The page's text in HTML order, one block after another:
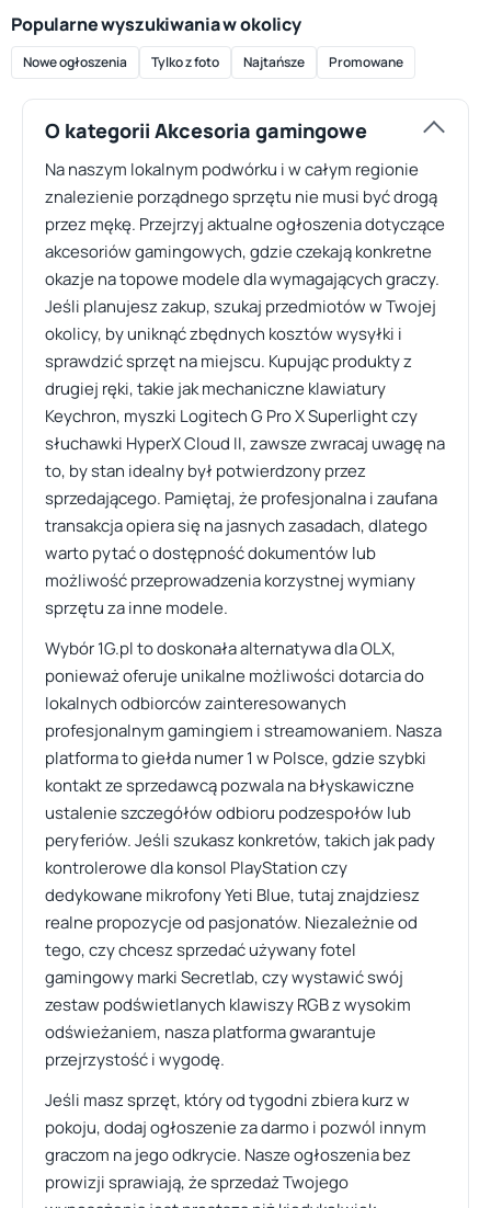
Popularne wyszukiwania w okolicy
Nowe ogłoszenia Tylko z foto Najtańsze Promowane
O kategorii Akcesoria gamingowe
Na naszym lokalnym podwórku i w całym regionie
znalezienie porządnego sprzętu nie musi być drogą
przez mękę. Przejrzyj aktualne ogłoszenia dotyczące
akcesoriów gamingowych, gdzie czekają konkretne
okazje na topowe modele dla wymagających graczy.
Jeśli planujesz zakup, szukaj przedmiotów w Twojej
okolicy, by uniknąć zbędnych kosztów wysyłki i
sprawdzić sprzęt na miejscu. Kupując produkty z
drugiej ręki, takie jak mechaniczne klawiatury
Keychron, myszki Logitech G Pro X Superlight czy
słuchawki HyperX Cloud II, zawsze zwracaj uwagę na
to, by stan idealny był potwierdzony przez
sprzedającego. Pamiętaj, że profesjonalna i zaufana
transakcja opiera się na jasnych zasadach, dlatego
warto pytać o dostępność dokumentów lub
możliwość przeprowadzenia korzystnej wymiany
sprzętu za inne modele.
Wybór 1G.pl to doskonała alternatywa dla OLX,
ponieważ oferuje unikalne możliwości dotarcia do
lokalnych odbiorców zainteresowanych
profesjonalnym gamingiem i streamowaniem. Nasza
platforma to giełda numer 1 w Polsce, gdzie szybki
kontakt ze sprzedawcą pozwala na błyskawiczne
ustalenie szczegółów odbioru podzespołów lub
peryferiów. Jeśli szukasz konkretów, takich jak pady
kontrolerowe dla konsol PlayStation czy
dedykowane mikrofony Yeti Blue, tutaj znajdziesz
realne propozycje od pasjonatów. Niezależnie od
tego, czy chcesz sprzedać używany fotel
gamingowy marki Secretlab, czy wystawić swój
zestaw podświetlanych klawiszy RGB z wysokim
odświeżaniem, nasza platforma gwarantuje
przejrzystość i wygodę.
Jeśli masz sprzęt, który od tygodni zbiera kurz w
pokoju, dodaj ogłoszenie za darmo i pozwól innym
graczom na jego odkrycie. Nasze ogłoszenia bez
prowizji sprawiają, że sprzedaż Twojego